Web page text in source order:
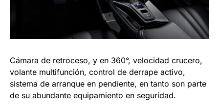
Cámara de retroceso, y en 360°, velocidad crucero,
volante multifunción, control de derrape activo,
sistema de arranque en pendiente, en tanto son parte
de su abundante equipamiento en seguridad.